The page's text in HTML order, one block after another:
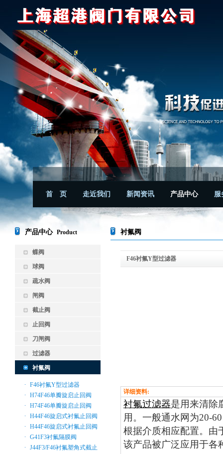
首 页 走近我们 新闻资讯 产品中心 服
产品中心 Product
蝶阀
球阀
疏水阀
闸阀
截止阀
止回阀
刀闸阀
过滤器
衬氟阀
F46衬氟Y型过滤器
H74F46单瓣旋启止回阀
H74F46单瓣旋启止回阀
H44F46旋启式衬氟止回阀
H44F46旋启式衬氟止回阀
G41F3衬氟隔膜阀
J44F3/F46衬氟塑角式截止
衬氟阀
F46衬氟Y型过滤器
详细资料:
衬氟过滤器是用来清除
用。一般通水网为20-
根据介质相应配置。由
该产品被广泛应用于各